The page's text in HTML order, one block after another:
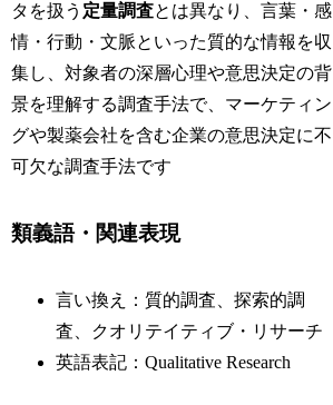
タを扱う 定量調査とは異なり、言葉・感
情・行動・文脈といった質的な情報を収
集し、対象者の深層心理や意思決定の背
景を理解する調査手法で、マーケティン
グや製薬会社を含む企業の意思決定に不
可欠な調査手法です
類義語・関連表現
言い換え：質的調査、探索的調
査、クオリテイティブ・リサーチ
英語表記：Qualitative Research